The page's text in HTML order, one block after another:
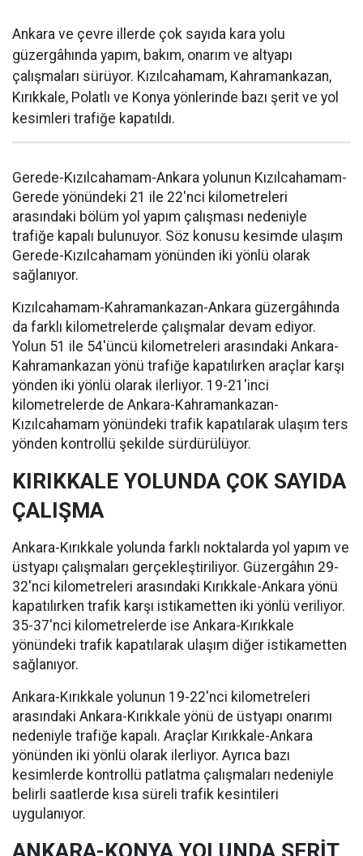
Ankara ve çevre illerde çok sayıda kara yolu
güzergâhında yapım, bakım, onarım ve altyapı
çalışmaları sürüyor. Kızılcahamam, Kahramankazan,
Kırıkkale, Polatlı ve Konya yönlerinde bazı şerit ve yol
kesimleri trafiğe kapatıldı.
Gerede-Kızılcahamam-Ankara yolunun Kızılcahamam-
Gerede yönündeki 21 ile 22'nci kilometreleri
arasındaki bölüm yol yapım çalışması nedeniyle
trafiğe kapalı bulunuyor. Söz konusu kesimde ulaşım
Gerede-Kızılcahamam yönünden iki yönlü olarak
sağlanıyor.
Kızılcahamam-Kahramankazan-Ankara güzergâhında
da farklı kilometrelerde çalışmalar devam ediyor.
Yolun 51 ile 54'üncü kilometreleri arasındaki Ankara-
Kahramankazan yönü trafiğe kapatılırken araçlar karşı
yönden iki yönlü olarak ilerliyor. 19-21'inci
kilometrelerde de Ankara-Kahramankazan-
Kızılcahamam yönündeki trafik kapatılarak ulaşım ters
yönden kontrollü şekilde sürdürülüyor.
KIRIKKALE YOLUNDA ÇOK SAYIDA
ÇALIŞMA
Ankara-Kırıkkale yolunda farklı noktalarda yol yapım ve
üstyapı çalışmaları gerçekleştiriliyor. Güzergâhın 29-
32'nci kilometreleri arasındaki Kırıkkale-Ankara yönü
kapatılırken trafik karşı istikametten iki yönlü veriliyor.
35-37'nci kilometrelerde ise Ankara-Kırıkkale
yönündeki trafik kapatılarak ulaşım diğer istikametten
sağlanıyor.
Ankara-Kırıkkale yolunun 19-22'nci kilometreleri
arasındaki Ankara-Kırıkkale yönü de üstyapı onarımı
nedeniyle trafiğe kapalı. Araçlar Kırıkkale-Ankara
yönünden iki yönlü olarak ilerliyor. Ayrıca bazı
kesimlerde kontrollü patlatma çalışmaları nedeniyle
belirli saatlerde kısa süreli trafik kesintileri
uygulanıyor.
ANKARA-KONYA YOLUNDA ŞERİT